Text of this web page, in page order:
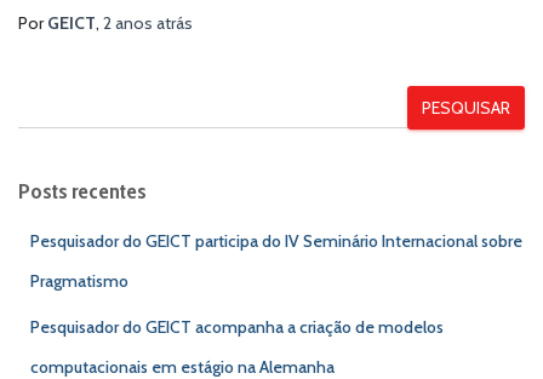
PorGEICT, 2 anos atrás
PESQUISAR
Posts recentes
Pesquisador do GEICT participa do IV Seminário Internacional sobre
Pragmatismo
Pesquisador do GEICT acompanha a criação de modelos
computacionais em estágio na Alemanha